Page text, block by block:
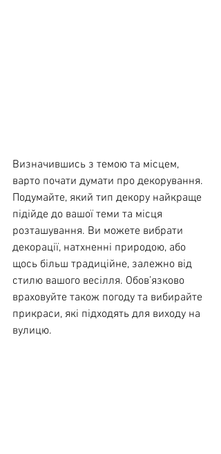
Визначившись з темою та місцем,
варто почати думати про декорування.
Подумайте, який тип декору найкраще
підійде до вашої теми та місця
розташування. Ви можете вибрати
декорації, натхненні природою, або
щось більш традиційне, залежно від
стилю вашого весілля. Обов’язково
враховуйте також погоду та вибирайте
прикраси, які підходять для виходу на
вулицю.